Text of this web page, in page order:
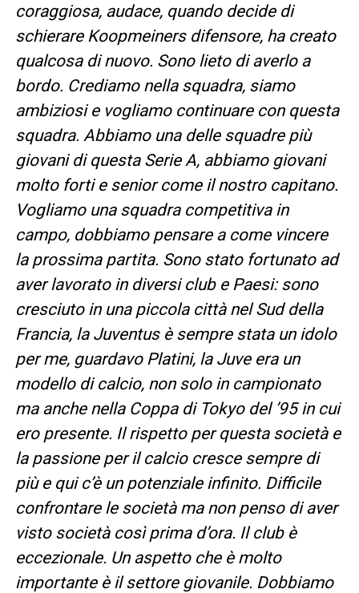
coraggiosa, audace, quando decide di
schierare Koopmeiners difensore, ha creato
qualcosa di nuovo. Sono lieto di averlo a
bordo. Crediamo nella squadra, siamo
ambiziosi e vogliamo continuare con questa
squadra. Abbiamo una delle squadre più
giovani di questa Serie A, abbiamo giovani
molto forti e senior come il nostro capitano.
Vogliamo una squadra competitiva in
campo, dobbiamo pensare a come vincere
la prossima partita. Sono stato fortunato ad
aver lavorato in diversi club e Paesi: sono
cresciuto in una piccola città nel Sud della
Francia, la Juventus è sempre stata un idolo
per me, guardavo Platini, la Juve era un
modello di calcio, non solo in campionato
ma anche nella Coppa di Tokyo del ’95 in cui
ero presente. Il rispetto per questa società e
la passione per il calcio cresce sempre di
più e qui c’è un potenziale infinito. Difficile
confrontare le società ma non penso di aver
visto società così prima d’ora. Il club è
eccezionale. Un aspetto che è molto
importante è il settore giovanile. Dobbiamo